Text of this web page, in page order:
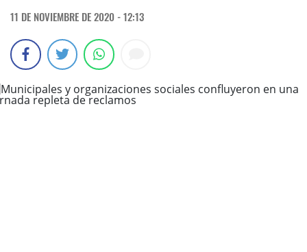
11 DE NOVIEMBRE DE 2020 - 12:13